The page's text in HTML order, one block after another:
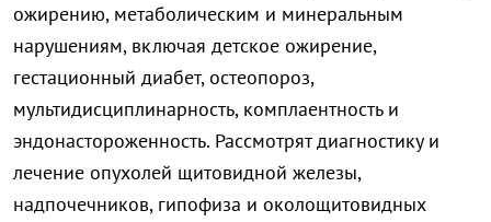
ожирению, метаболическим и минеральным
нарушениям, включая детское ожирение,
гестационный диабет, остеопороз,
мультидисциплинарность, комплаентность и
эндонастороженность. Рассмотрят диагностику и
лечение опухолей щитовидной железы,
надпочечников, гипофиза и околощитовидных